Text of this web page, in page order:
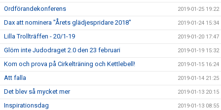
Ordförandekonferens 2019-01-25 19:22
Dax att nominera "Årets glädjespridare 2018" 2019-01-24 15:34
Lilla Trollträffen - 20/1-19 2019-01-20 17:47
Glöm inte Judodraget 2.0 den 23 februari 2019-01-19 15:32
Kom och prova på Cirkelträning och Kettlebell! 2019-01-15 16:24
Att falla 2019-01-14 21:25
Det blev så mycket mer 2019-01-13 20:15
Inspirationsdag 2019-01-13 08:55